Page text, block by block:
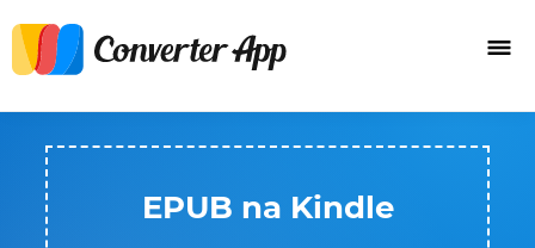
EPUB na Kindle